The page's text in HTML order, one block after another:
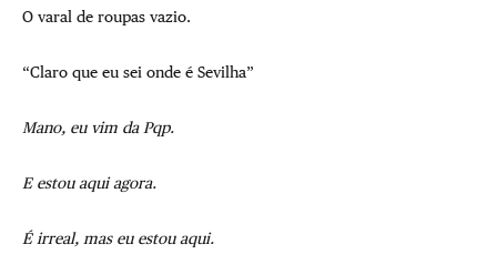
O varal de roupas vazio.
“Claro que eu sei onde é Sevilha”
Mano, eu vim da Pqp.
E estou aqui agora.
É irreal, mas eu estou aqui.